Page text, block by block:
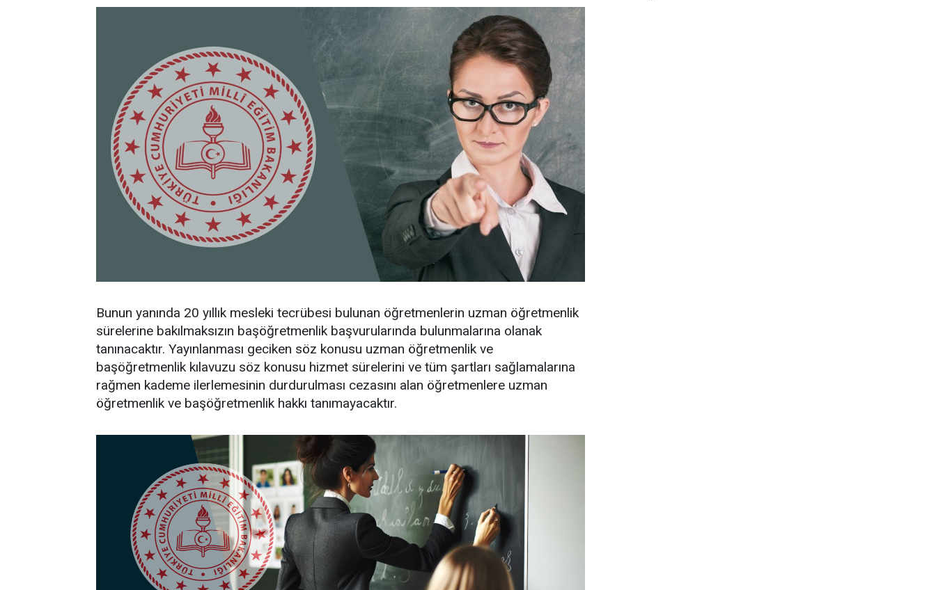
Bunun yanında 20 yıllık mesleki tecrübesi bulunan öğretmenlerin uzman öğretmenlik
sürelerine bakılmaksızın başöğretmenlik başvurularında bulunmalarına olanak
tanınacaktır. Yayınlanması geciken söz konusu uzman öğretmenlik ve
başöğretmenlik kılavuzu söz konusu hizmet sürelerini ve tüm şartları sağlamalarına
rağmen kademe ilerlemesinin durdurulması cezasını alan öğretmenlere uzman
öğretmenlik ve başöğretmenlik hakkı tanımayacaktır.